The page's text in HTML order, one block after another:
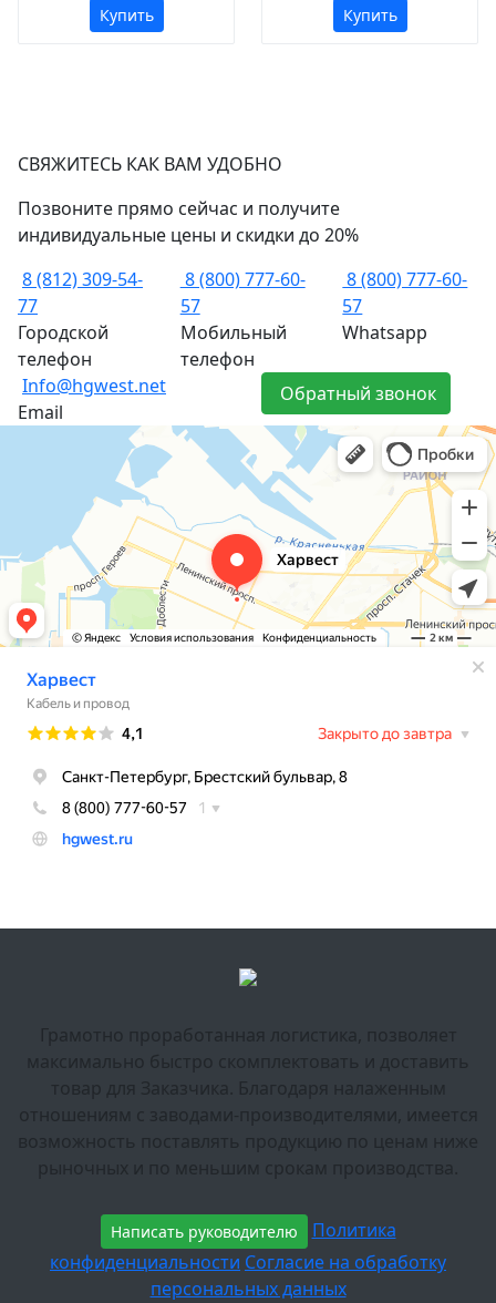
Купить Купить
СВЯЖИТЕСЬ КАК ВАМ УДОБНО
Позвоните прямо сейчас и получите
индивидуальные цены и скидки до 20%
8 (812) 309-54-
77
Городской
телефон
8 (800) 777-60-
57
Мобильный
телефон
8 (800) 777-60-
57
Whatsapp
Info@hgwest.net
Email
Обратный звонок
Грамотно проработанная логистика, позволяет
максимально быстро скомплектовать и доставить
товар для Заказчика. Благодаря налаженным
отношениям с заводами-производителями, имеется
возможность поставлять продукцию по ценам ниже
рыночных и по меньшим срокам производства.
Написать руководителю
Политика
конфиденциальности Согласие на обработку
персональных данных